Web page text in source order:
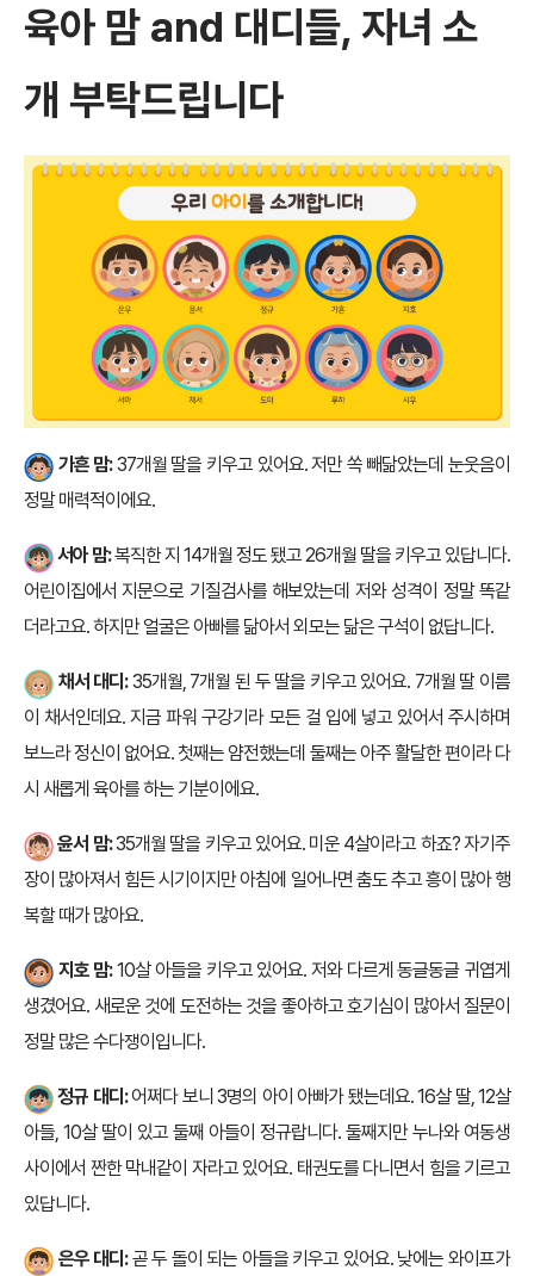
육아 맘 and 대디들, 자녀 소
개 부탁드립니다
가흔 맘:37개월 딸을 키우고 있어요. 저만 쏙 빼닮았는데 눈웃음이
정말 매력적이에요.
서아 맘:복직한 지 14개월 정도 됐고 26개월 딸을 키우고 있답니다.
어린이집에서 지문으로 기질검사를 해보았는데 저와 성격이 정말 똑같
더라고요. 하지만 얼굴은 아빠를 닮아서 외모는 닮은 구석이 없답니다.
채서 대디:35개월, 7개월 된 두 딸을 키우고 있어요. 7개월 딸 이름
이 채서인데요. 지금 파워 구강기라 모든 걸 입에 넣고 있어서 주시하며
보느라 정신이 없어요. 첫째는 얌전했는데 둘째는 아주 활달한 편이라 다
시 새롭게 육아를 하는 기분이에요.
윤서 맘:35개월 딸을 키우고 있어요. 미운 4살이라고 하죠? 자기주
장이 많아져서 힘든 시기이지만 아침에 일어나면 춤도 추고 흥이 많아 행
복할 때가 많아요.
지호 맘:10살 아들을 키우고 있어요. 저와 다르게 동글동글 귀엽게
생겼어요. 새로운 것에 도전하는 것을 좋아하고 호기심이 많아서 질문이
정말 많은 수다쟁이입니다.
정규 대디:어쩌다 보니 3명의 아이 아빠가 됐는데요. 16살 딸, 12살
아들, 10살 딸이 있고 둘째 아들이 정규랍니다. 둘째지만 누나와 여동생
사이에서 짠한 막내같이 자라고 있어요. 태권도를 다니면서 힘을 기르고
있답니다.
은우 대디:곧 두 돌이 되는 아들을 키우고 있어요. 낮에는 와이프가